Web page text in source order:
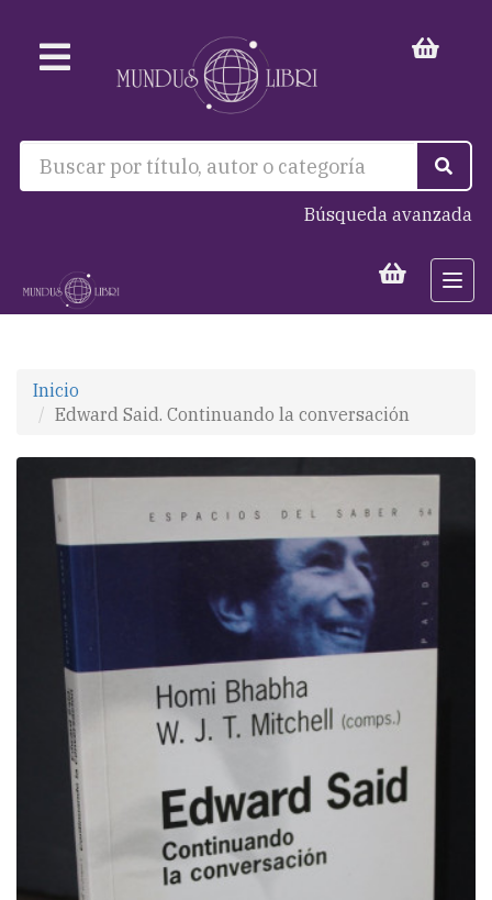
Búsqueda avanzada
Inicio
Edward Said. Continuando la conversación